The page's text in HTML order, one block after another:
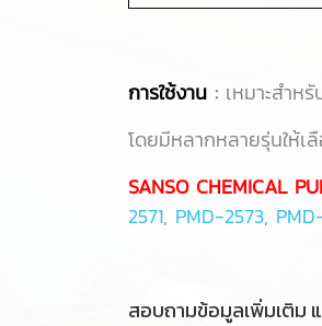
การใช้งาน : เหมาะสำห
โดยมีหลากหลายรุ่นให้เ
SANSO CHEMICAL
2571, PMD-2573,
สอบถามข้อมูลเพิ่มเติม